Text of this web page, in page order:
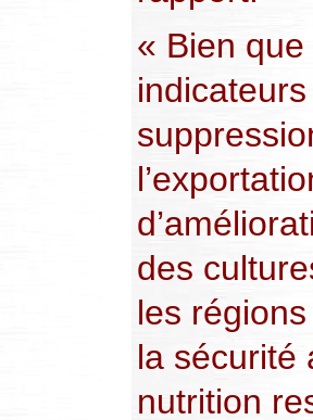
« Bien
des
les
la sécurité
nutrition